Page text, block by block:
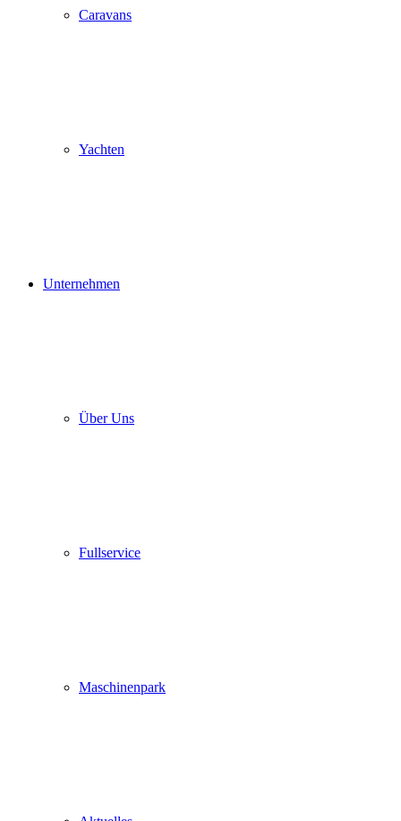
Caravans
Yachten
Unternehmen
Über Uns
Fullservice
Maschinenpark